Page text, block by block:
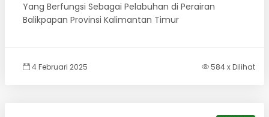
Yang Berfungsi Sebagai Pelabuhan di Perairan
Balikpapan Provinsi Kalimantan Timur
4 Februari 2025 584 x Dilihat